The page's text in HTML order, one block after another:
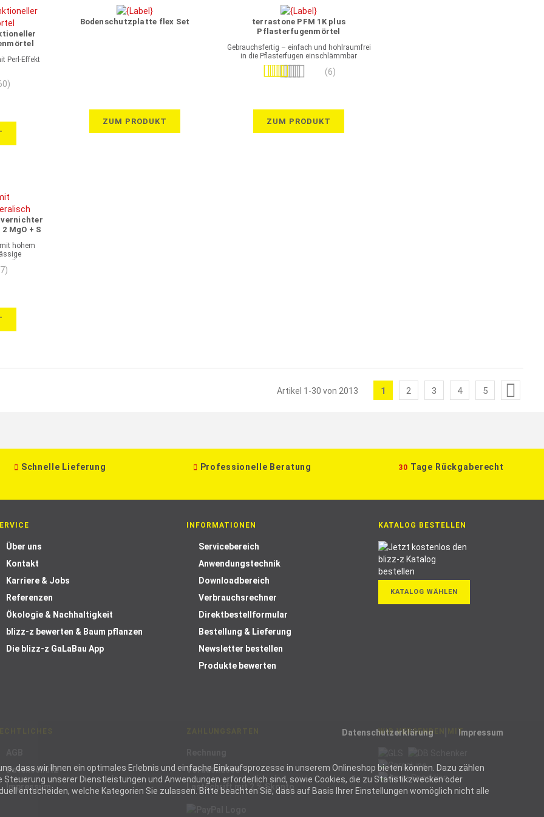
Datenschutzerklärung Impressum
dass wir Ihnen ein optimales Erlebnis und einfache Einkaufsprozesse in unserem Onlineshop bieten können. Dazu zählen
unserer Dienstleistungen und Anwendungen erforderlich sind, sowie Cookies, die zu Statistikzwecken oder
entscheiden, welche Kategorien Sie zulassen. Bitte beachten Sie, dass auf Basis Ihrer Einstellungen womöglich nicht alle
Perl-Effekt
Bodenschutzplatte flex Set
ZUM PRODUKT
terrastone PFM 1K plus
Pflasterfugenmörtel
Gebrauchsfertig – einfach und hohlraumfrei
in die Pflasterfugen einschlämmbar
Bewertung:
(6)
ZUM PRODUKT
MgO + S
hohem
Artikel 1 -30 von 2013 Sie
die
1 Seite
2 Seite
3 Seite
4 Seite
5
Schnelle Lieferung Professionelle Beratung 30 Tage Rückgaberecht
Über uns
Kontakt
Karriere & Jobs
Referenzen
Ökologie & Nachhaltigkeit
blizz-z bewerten & Baum pflanzen
Die blizz-z GaLaBau App
INFORMATIONEN
Servicebereich
Anwendungstechnik
Downloadbereich
Verbrauchsrechner
Direktbestellformular
Bestellung & Lieferung
Newsletter bestellen
Produkte bewerten
KATALOG BESTELLEN
KATALOG WÄHLEN
Datenschutz
Impressum
Vorauskasse
Lastschrift mit 2 % Skonto
WIR VERSENDEN MIT